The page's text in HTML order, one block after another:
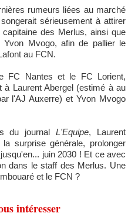
rumeurs liées au marché
sérieusement à attirer
des Merlus, ainsi que
Yvon Mvogo, afin de pallier le
au FCN.
FC Nantes et le FC Lorient,
à Laurent Abergel (estimé à au
l'AJ Auxerre) et Yvon Mvogo
du journalL'Equipe, Laurent
surprise générale, prolonger
juin 2030 ! Et ce avec
dans le staff des Merlus. Une
et le FCN ?
intéresser